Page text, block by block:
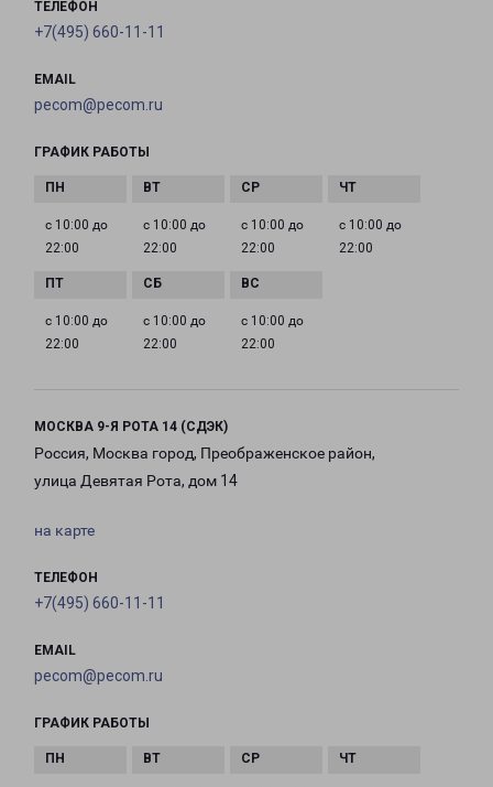
ТЕЛЕФОН
+7(495) 660-11-11
EMAIL
pecom@pecom.ru
ГРАФИК РАБОТЫ
с 10:00 до
22:00
с 10:00 до
22:00
с 10:00 до
22:00
с 10:00 до
22:00
с 10:00 до
22:00
с 10:00 до
22:00
с 10:00 до
22:00
МОСКВА 9-Я РОТА 14 (СДЭК)
Россия, Москва город, Преображенское район,
улица Девятая Рота, дом 14
на карте
ТЕЛЕФОН
+7(495) 660-11-11
EMAIL
pecom@pecom.ru
ГРАФИК РАБОТЫ